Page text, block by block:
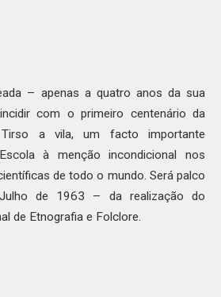
– apenas a quatro anos da sua
com o primeiro centenário da
a vila, um facto importante
à menção incondicional nos
de todo o mundo. Será palco
de 1963 – da realização do
de Etnografia e Folclore.